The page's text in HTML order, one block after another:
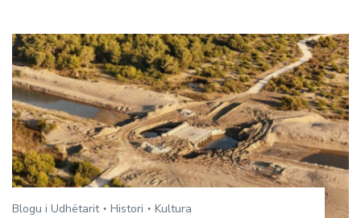
Blogu i Udhëtarit Histori Kultura